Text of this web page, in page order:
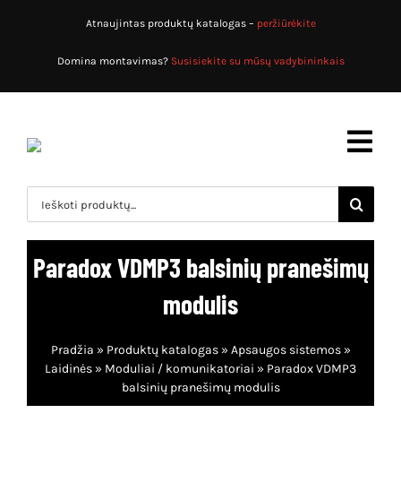
Atnaujintas produktų katalogas – peržiūrėkite
Domina montavimas? Susisiekite su mūsų vadybininkais
Pradžia
Produktų katalogas
Apsaugos sistemos
Priešgaisrinės sistemos
Dujų nuotėkio, smalkių detekcija
Paslaugos
Karjera
Search
for:
Paradox VDMP3 balsinių pranešimų
modulis
Pradžia » Produktų katalogas» Apsaugos sistemos»
Laidinės » Moduliai / komunikatoriai » Paradox VDMP3
balsinių pranešimų modulis